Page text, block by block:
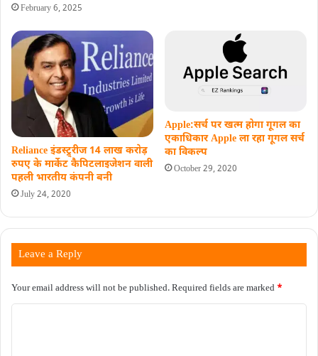
February 6, 2025
Reliance इंडस्ट्र्रीज 14 लाख करोड़
रुपए के मार्केट कैपिटलाइजेशन वाली
पहली भारतीय कंपनी बनी
July 24, 2020
Apple:सर्च पर खत्म होगा गूगल का
एकाधिकार Apple ला रहा गूगल सर्च
का विकल्प
October 29, 2020
Leave a Reply
Your email address will not be published.Required fields are marked *